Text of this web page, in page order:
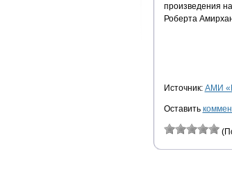
произведения
Роберта
Источник: АМИ
Оставить